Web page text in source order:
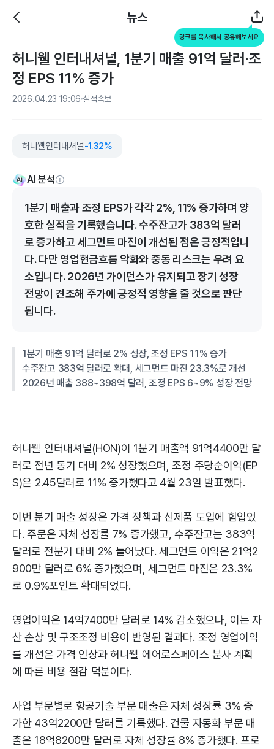
뉴스
링크를 복사해서 공유해보세요
허니웰 인터내셔널, 1분기 매출 91억 달러·조
정 EPS 11% 증가
2026.04.23 19:06 실적속보
허니웰인터내셔널-1.32%
AI 분석
1분기 매출과 조정 EPS가 각각 2%, 11% 증가하며 양
호한 실적을 기록했습니다. 수주잔고가 383억 달러
로 증가하고 세그먼트 마진이 개선된 점은 긍정적입니
다. 다만 영업현금흐름 악화와 중동 리스크는 우려 요
소입니다. 2026년 가이던스가 유지되고 장기 성장
전망이 견조해 주가에 긍정적 영향을 줄 것으로 판단
됩니다.
1분기 매출 91억 달러로 2% 성장, 조정 EPS 11% 증가
수주잔고 383억 달러로 확대, 세그먼트 마진 23.3%로 개선
2026년 매출 388~398억 달러, 조정 EPS 6~9% 성장 전망
허니웰 인터내셔널(HON)이 1분기 매출액 91억4400만 달
러로 전년 동기 대비 2% 성장했으며, 조정 주당순이익(EP
S)은 2.45달러로 11% 증가했다고 4월 23일 발표했다.
이번 분기 매출 성장은 가격 정책과 신제품 도입에 힘입었
다. 주문은 자체 성장률 7% 증가했고, 수주잔고는 383억
달러로 전분기 대비 2% 늘어났다. 세그먼트 이익은 21억2
900만 달러로 6% 증가했으며, 세그먼트 마진은 23.3%
로 0.9%포인트 확대되었다.
영업이익은 14억7400만 달러로 14% 감소했으나, 이는 자
산 손상 및 구조조정 비용이 반영된 결과다. 조정 영업이익
률 개선은 가격 인상과 허니웰 에어로스페이스 분사 계획
에 따른 비용 절감 덕분이다.
사업 부문별로 항공기술 부문 매출은 자체 성장률 3% 증
가한 43억2200만 달러를 기록했다. 건물 자동화 부문 매
출은 18억8200만 달러로 자체 성장률 8% 증가했다. 프로